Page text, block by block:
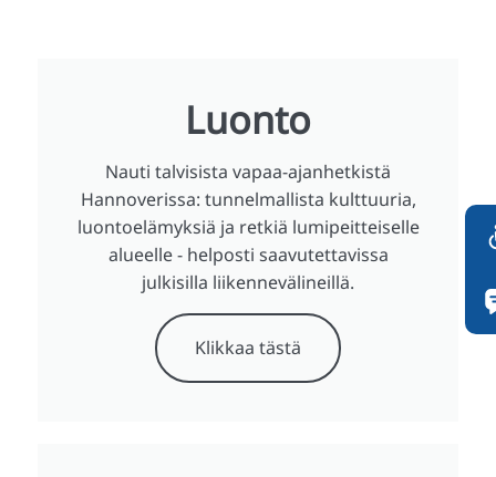
Luonto
Nauti talvisista vapaa-ajanhetkistä
Hannoverissa: tunnelmallista kulttuuria,
luontoelämyksiä ja retkiä lumipeitteiselle
alueelle - helposti saavutettavissa
julkisilla liikennevälineillä.
Klikkaa tästä